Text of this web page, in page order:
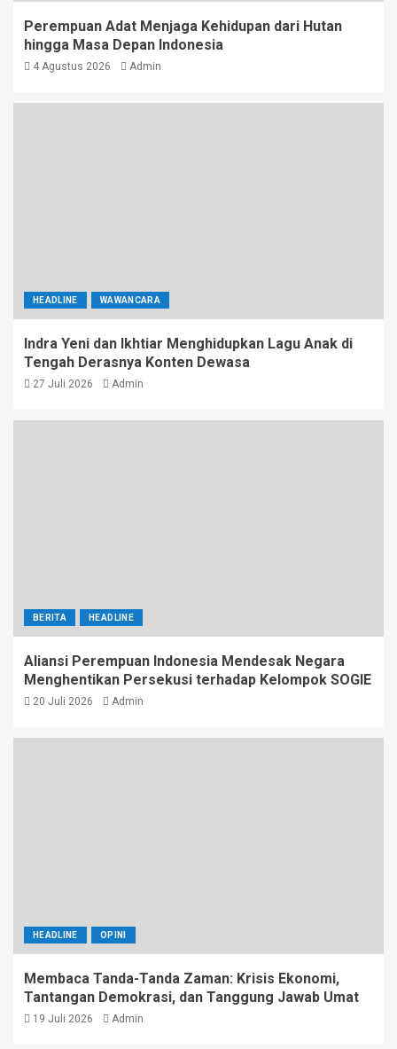
Perempuan Adat Menjaga Kehidupan dari Hutan
hingga Masa Depan Indonesia
4 Agustus 2026 Admin
HEADLINE WAWANCARA
Indra Yeni dan Ikhtiar Menghidupkan Lagu Anak di
Tengah Derasnya Konten Dewasa
27 Juli 2026 Admin
BERITA HEADLINE
Aliansi Perempuan Indonesia Mendesak Negara
Menghentikan Persekusi terhadap Kelompok SOGIE
20 Juli 2026 Admin
HEADLINE OPINI
Membaca Tanda-Tanda Zaman: Krisis Ekonomi,
Tantangan Demokrasi, dan Tanggung Jawab Umat
19 Juli 2026 Admin